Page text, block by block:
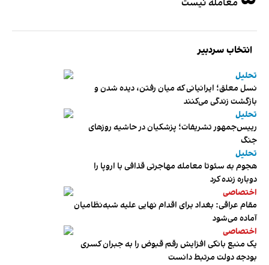
معامله نیست
انتخاب سردبیر
تحلیل
نسل معلق؛ ایرانیانی که میان رفتن، دیده شدن و
بازگشت زندگی می‌کنند
تحلیل
رییس‌جمهور تشریفات؛ پزشکیان در حاشیه روزهای
جنگ
تحلیل
هجوم به سئوتا معامله مهاجرتی قذافی با اروپا را
دوباره زنده کرد
اختصاصی
مقام عراقی: بغداد برای اقدام نهایی علیه شبه‌نظامیان
آماده می‌شود
اختصاصی
یک منبع بانکی افزایش رقم قبوض را به جبران کسری
بودجه دولت مرتبط دانست